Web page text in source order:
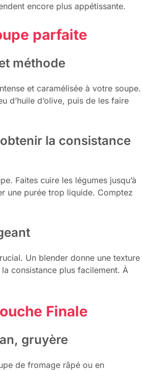
encore plus appétissante.
parfaite
méthode
et caramélisée à votre soupe.
d’huile d’olive, puis de les faire
la consistance
Faites cuire les légumes jusqu’à
une purée trop liquide. Comptez
Un blender donne une texture
consistance plus facilement. À
Finale
gruyère
de fromage râpé ou en